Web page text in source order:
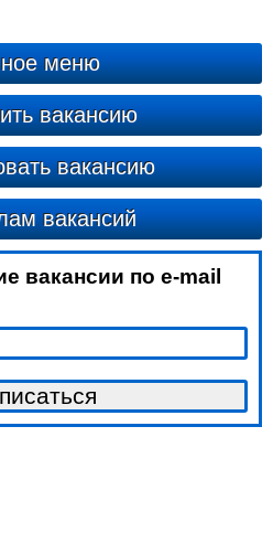
меню
вакансию
вакансию
вакансий
вакансии по e-mail